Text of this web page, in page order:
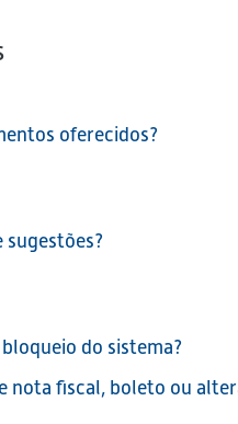
oferecidos?
sugestões?
do sistema?
nota fiscal, boleto ou